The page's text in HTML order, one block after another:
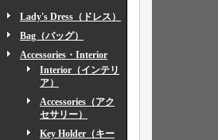
Lady's Dress（ドレス）
Bag（バッグ）
Accessories・Interior
Interior（インテリ
ア）
Accessories（アク
セサリー）
Key Holder（キー